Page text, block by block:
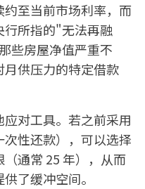
至当前市场利率，而
行所指的"无法再融
些房屋净值严重不
供压力的特定借款
对工具。若之前采用
性还款），可以选择
通常 25 年），从而
了缓冲空间。